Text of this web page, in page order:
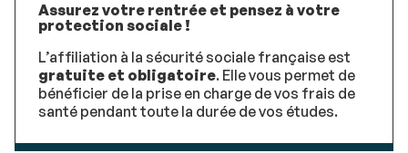
Assurez votre rentrée et pensez à votre
protection sociale !
L’affiliation à la sécurité sociale française est
gratuite et obligatoire. Elle vous permet de
bénéficier de la prise en charge de vos frais de
santé pendant toute la durée de vos études.